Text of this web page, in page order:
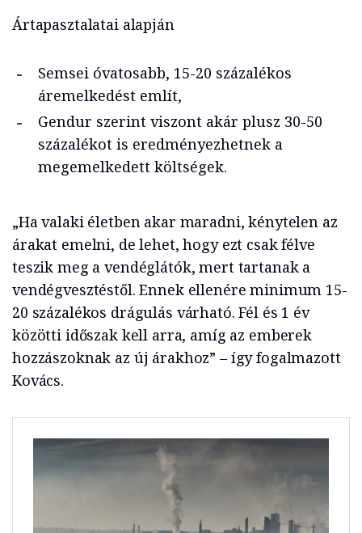
Ártapasztalatai alapján
Semsei óvatosabb, 15-20 százalékos
áremelkedést említ,
Gendur szerint viszont akár plusz 30-50
százalékot is eredményezhetnek a
megemelkedett költségek.
„Ha valaki életben akar maradni, kénytelen az
árakat emelni, de lehet, hogy ezt csak félve
teszik meg a vendéglátók, mert tartanak a
vendégvesztéstől. Ennek ellenére minimum 15-
20 százalékos drágulás várható. Fél és 1 év
közötti időszak kell arra, amíg az emberek
hozzászoknak az új árakhoz” – így fogalmazott
Kovács.